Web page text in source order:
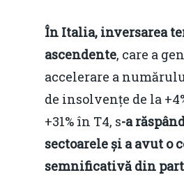
În Italia, inversarea
ascendente, care a
accelerare a
de insolvențe de la
+31% în T4, s-a
sectoarele și a avut o
semnificativă din